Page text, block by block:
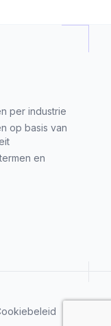
per industrie
op basis van
en